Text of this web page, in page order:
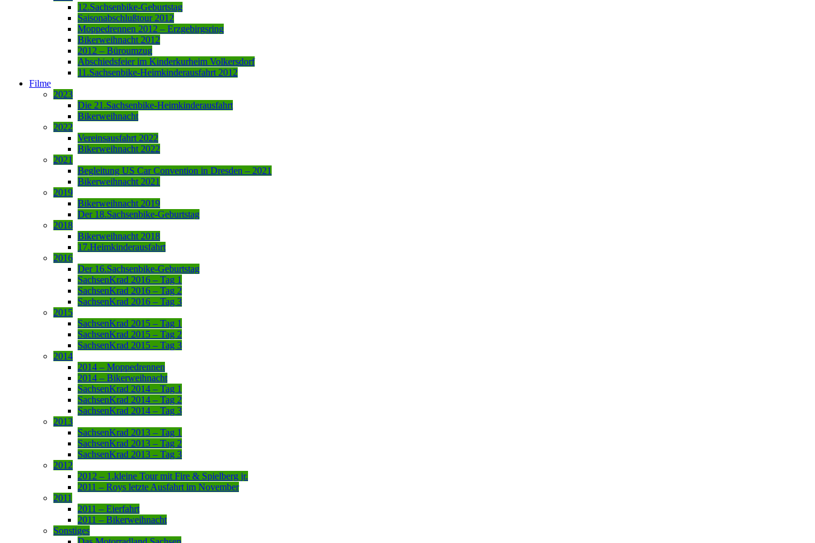
12.Sachsenbike-Geburtstag
Saisonabschlußtour 2012
Moppedrennen 2012 – Erzgebirgsring
Bikerweihnacht 2012
2012 – Büroumzug
Abschiedsfeier im Kinderkurheim Volkersdorf
11.Sachsenbike-Heimkinderausfahrt 2012
Filme
2023
Die 21.Sachsenbike-Heimkinderausfahrt
Bikerweihnacht
2022
Vereinsausfahrt 2022
Bikerweihnacht 2022
2021
Begleitung US Car Convention in Dresden – 2021
Bikerweihnacht 2021
2019
Bikerweihnacht 2019
Der 18.Sachsenbike-Geburtstag
2018
Bikerweihnacht 2018
17.Heimkinderausfahrt
2016
Der 16.Sachsenbike-Geburtstag
SachsenKrad 2016 – Tag 1
SachsenKrad 2016 – Tag 2
SachsenKrad 2016 – Tag 3
2015
SachsenKrad 2015 – Tag 1
SachsenKrad 2015 – Tag 2
SachsenKrad 2015 – Tag 3
2014
2014 – Moppedrennen
2014 – Bikerweihnacht
SachsenKrad 2014 – Tag 1
SachsenKrad 2014 – Tag 2
SachsenKrad 2014 – Tag 3
2013
SachsenKrad 2013 – Tag 1
SachsenKrad 2013 – Tag 2
SachsenKrad 2013 – Tag 3
2012
2012 – 1.kleine Tour mit Fire & Spielberg jr.
2011 – Roys letzte Ausfahrt im November
2011
2011 – Eierfahrt
2011 – Bikerweihnacht
Sonstiges